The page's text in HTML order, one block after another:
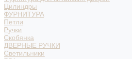
Цилиндры
ФУРНИТУРА
Петли
Ручки
Скобянка
ДВЕРНЫЕ РУЧКИ
Светильники